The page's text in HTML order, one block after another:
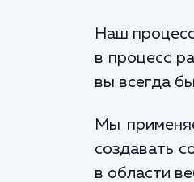
Наш
в процесс
вы всегда
Мы
создавать
в области